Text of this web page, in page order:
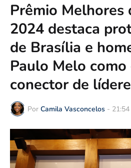
Prêmio Melhores
2024 destaca
de Brasília e
Paulo Melo
conector de
Por Camila Vasconcelos - 21:54